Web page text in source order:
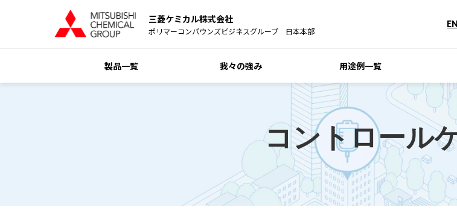
三菱ケミカル株式会社
ポリマーコンパウンズビジネスグループ 日本本部
製品一覧 我々の強み 用途例一覧
コントロール